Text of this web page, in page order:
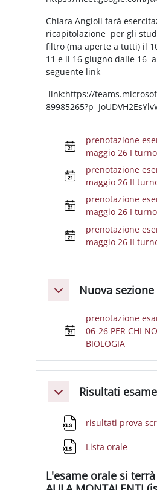
Chiara Angioli farà
ricapitolazione per gli
filtro (ma aperte a tutti) il
11 e il 16 giugno dalle 16
seguente link
link:https://
prenotazione
maggio 26 I turno
prenotazione
maggio 26 II
prenotazione
maggio 26 I turno
prenotazione
maggio 26 II
MinimizzaNuova sezione
prenotazione
06-26 PER CHI
BIOLOGIA
MinimizzaRisultati
risultati prova
Lista orale
L'esame orale si